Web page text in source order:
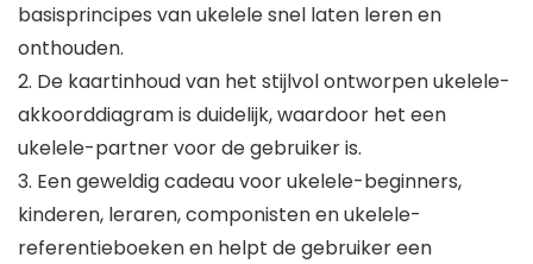
basisprincipes van ukelele snel laten leren en
onthouden.
2. De kaartinhoud van het stijlvol ontworpen ukelele-
akkoorddiagram is duidelijk, waardoor het een
ukelele-partner voor de gebruiker is.
3. Een geweldig cadeau voor ukelele-beginners,
kinderen, leraren, componisten en ukelele-
referentieboeken en helpt de gebruiker een